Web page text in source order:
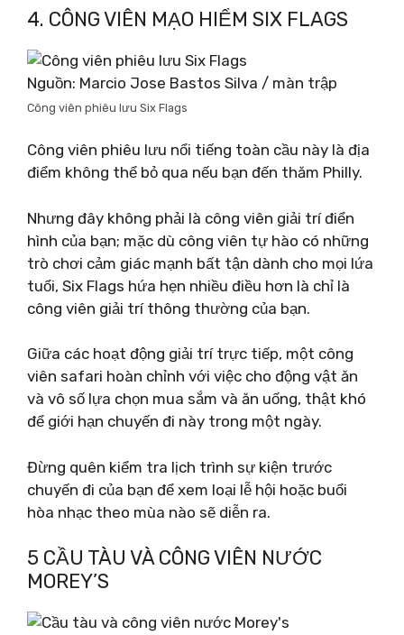
4. CÔNG VIÊN MẠO HIỂM SIX FLAGS
Nguồn: Marcio Jose Bastos Silva / màn trập
Công viên phiêu lưu Six Flags
Công viên phiêu lưu nổi tiếng toàn cầu này là địa
điểm không thể bỏ qua nếu bạn đến thăm Philly.
Nhưng đây không phải là công viên giải trí điển
hình của bạn; mặc dù công viên tự hào có những
trò chơi cảm giác mạnh bất tận dành cho mọi lứa
tuổi, Six Flags hứa hẹn nhiều điều hơn là chỉ là
công viên giải trí thông thường của bạn.
Giữa các hoạt động giải trí trực tiếp, một công
viên safari hoàn chỉnh với việc cho động vật ăn
và vô số lựa chọn mua sắm và ăn uống, thật khó
để giới hạn chuyến đi này trong một ngày.
Đừng quên kiểm tra lịch trình sự kiện trước
chuyến đi của bạn để xem loại lễ hội hoặc buổi
hòa nhạc theo mùa nào sẽ diễn ra.
5 CẦU TÀU VÀ CÔNG VIÊN NƯỚC
MOREY’S